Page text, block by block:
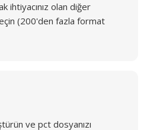
ihtiyacınız olan diğer
(200'den fazla format
ve pct dosyanızı